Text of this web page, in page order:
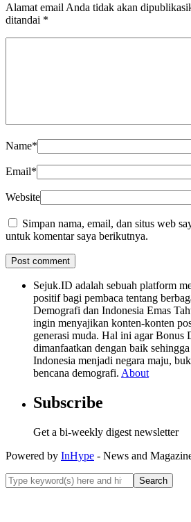
Alamat email Anda tidak akan
ditandai *
Name*
Email*
Website
Simpan nama, email, dan situs web
untuk komentar saya berikutnya.
Sejuk.ID adalah sebuah platform
positif bagi pembaca tentang
Demografi dan Indonesia Emas
ingin menyajikan konten-konten
generasi muda. Hal ini agar Bonus
dimanfaatkan dengan baik
Indonesia menjadi negara maju,
bencana demografi. About
Subscribe
Get a bi-weekly digest newsletter
Powered by InHype - News and